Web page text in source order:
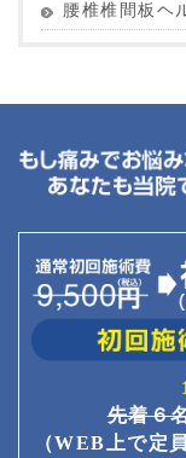
腰椎椎間板ヘ
先着６
（WEB上で定